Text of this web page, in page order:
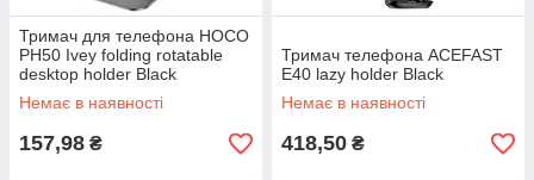
Тримач для телефона HOCO
PH50 Ivey folding rotatable
desktop holder Black
Немає в наявності
157,98 ₴
Тримач телефона ACEFAST
E40 lazy holder Black
Немає в наявності
418,50 ₴